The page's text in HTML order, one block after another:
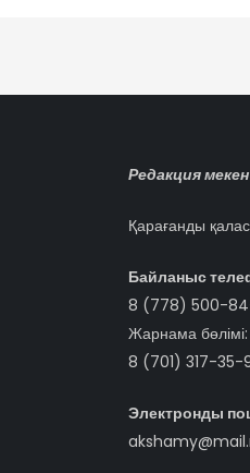
Редакция
Қарағанды
Байланыс
8 (778) 500-
Жарнама бөлімі:
8 (701) 317-35-
Электронды